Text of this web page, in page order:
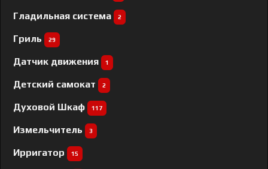
Гладильная система 2
Гриль 29
Датчик движения 1
Детский самокат 2
Духовой Шкаф 117
Измельчитель 3
Ирригатор 15